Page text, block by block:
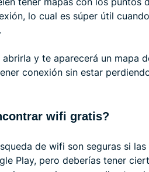
lo cual es súper útil
y te aparecerá un mapa
conexión sin estar
wifi gratis?
de wifi son seguras si
Play, pero deberías tener